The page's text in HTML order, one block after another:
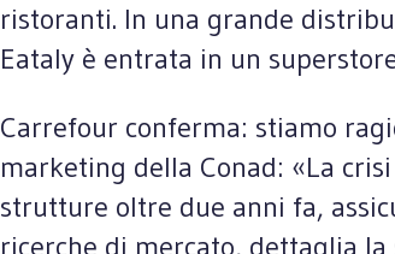
ristoranti. In una grande
Eataly è entrata in un
Carrefour conferma: stiamo
marketing della Conad: «La
strutture oltre due anni fa,
ricerche di mercato, dettaglia